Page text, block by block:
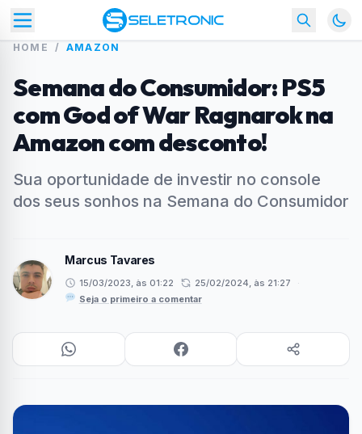
HOME / AMAZON
Semana do Consumidor: PS5
com God of War Ragnarok na
Amazon com desconto!
Sua oportunidade de investir no console
dos seus sonhos na Semana do Consumidor
Marcus Tavares
15/03/2023, às 01:22 25/02/2024, às 21:27
·
Seja o primeiro a comentar